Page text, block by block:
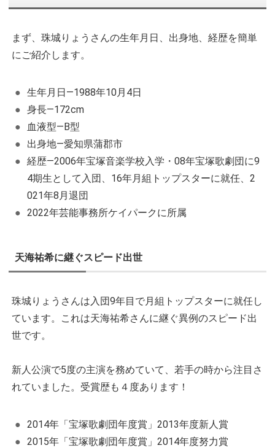
まず、珠城りょうさんの生年月日、出身地、経歴を簡単
にご紹介します。
生年月日―1988年10月4日
身長―172cm
血液型―B型
出身地―愛知県蒲郡市
経歴―2006年宝塚音楽学校入学・08年宝塚歌劇団に9
4期生として入団、16年月組トップスターに就任、2
021年8月退団
2022年芸能事務所ケイパークに所属
天海祐希に継ぐスピード出世
珠城りょうさんは入団9年目で月組トップスターに就任し
ています。これは天海祐希さんに継ぐ異例のスピード出
世です。
新人公演で5度の主演を務めていて、若手の時から注目さ
れていました。受賞歴も４度あります！
2014年「宝塚歌劇団年度賞」2013年度新人賞
2015年「宝塚歌劇団年度賞」2014年度努力賞